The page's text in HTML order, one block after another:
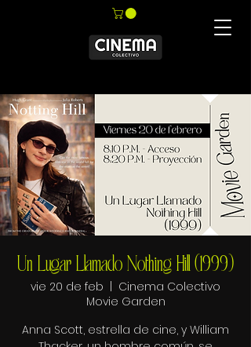
Un Lugar Llamado Nothing Hill (1999)
vie 20 de feb
Cinema Colectivo
Movie Garden
Anna Scott, estrella de cine, y William